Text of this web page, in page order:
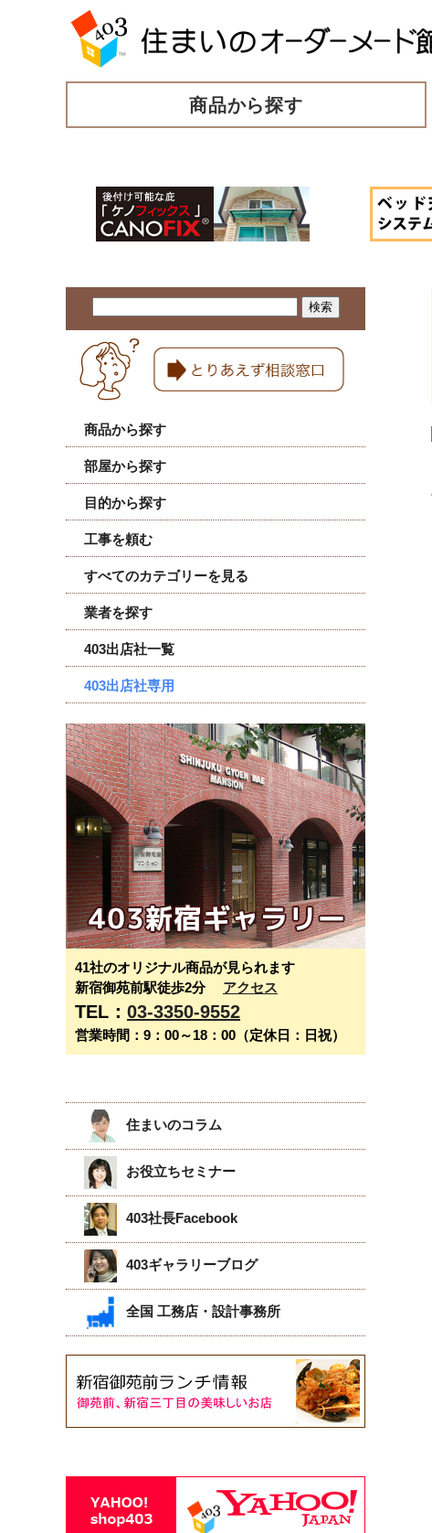
商品から探す
商品から探す
部屋から探す
目的から探す
工事を頼む
すべてのカテゴリーを見る
業者を探す
403出店社一覧
403出店社専用
41社のオリジナル商品が見られます
新宿御苑前駅徒歩2分 アクセス
TEL： 03-3350-9552
営業時間：9：00～18：00（定休日：日祝）
住まいのコラム
お役立ちセミナー
403社長Facebook
403ギャラリーブログ
全国 工務店・設計事務所